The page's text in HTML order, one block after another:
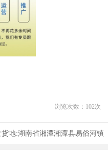
浏览次数： 102次
货地:湖南省湘潭湘潭县易俗河镇